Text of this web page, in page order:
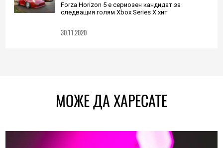
Forza Horizon 5 е сериозен кандидат за
следващия голям Xbox Series X хит
30.11.2020
МОЖЕ ДА ХАРЕСАТЕ